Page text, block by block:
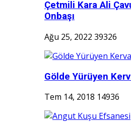
Çetmili Kara Ali
Onbaşı
Ağu 25, 2022 39326
Gölde Yürüyen
Tem 14, 2018 14936